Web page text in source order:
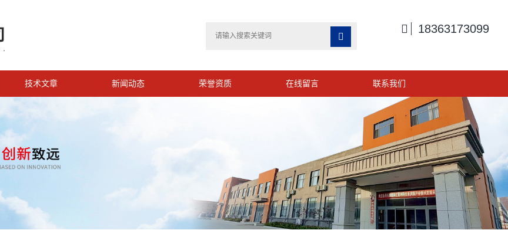

 18363173099
技术文章 新闻动态 荣誉资质 在线留言 联系我们